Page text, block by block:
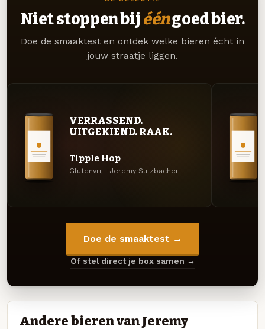
Niet stoppen bij ééngoed bier.
Doe de smaaktest en ontdek welke bieren écht in
jouw straatje liggen.
VERRASSEND.
UITGEKIEND. RAAK.
Tipple Hop
Glutenvrij · Jeremy Sulzbacher
Doe de smaaktest →
Of stel direct je box samen →
Andere bieren van Jeremy